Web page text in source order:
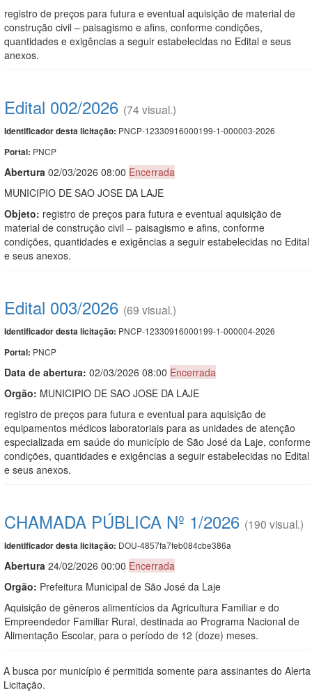
registro de preços para futura e eventual aquisição de material de
construção civil – paisagismo e afins, conforme condições,
quantidades e exigências a seguir estabelecidas no Edital e seus
anexos.
Edital 002/2026 (74 visual.)
Identificador desta licitação: PNCP-12330916000199-1-000003-2026
Portal: PNCP
Abertura 02/03/2026 08:00 Encerrada
MUNICIPIO DE SAO JOSE DA LAJE
Objeto: registro de preços para futura e eventual aquisição de
material de construção civil – paisagismo e afins, conforme
condições, quantidades e exigências a seguir estabelecidas no Edital
e seus anexos.
Edital 003/2026 (69 visual.)
Identificador desta licitação: PNCP-12330916000199-1-000004-2026
Portal: PNCP
Data de abertura: 02/03/2026 08:00 Encerrada
Orgão: MUNICIPIO DE SAO JOSE DA LAJE
registro de preços para futura e eventual para aquisição de
equipamentos médicos laboratoriais para as unidades de atenção
especializada em saúde do município de São José da Laje, conforme
condições, quantidades e exigências a seguir estabelecidas no Edital
e seus anexos.
CHAMADA PÚBLICA Nº 1/2026 (190 visual.)
Identificador desta licitação: DOU-4857fa7feb084cbe386a
Abertura 24/02/2026 00:00 Encerrada
Orgão: Prefeitura Municipal de São José da Laje
Aquisição de gêneros alimentícios da Agricultura Familiar e do
Empreendedor Familiar Rural, destinada ao Programa Nacional de
Alimentação Escolar, para o período de 12 (doze) meses.
A busca por município é permitida somente para assinantes do Alerta
Licitação.